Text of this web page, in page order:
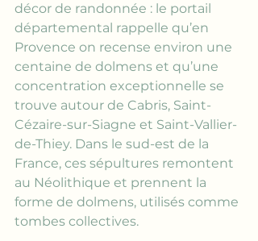
décor de randonnée : le portail
départemental rappelle qu’en
Provence on recense environ une
centaine de dolmens et qu’une
concentration exceptionnelle se
trouve autour de Cabris, Saint-
Cézaire-sur-Siagne et Saint-Vallier-
de-Thiey. Dans le sud-est de la
France, ces sépultures remontent
au Néolithique et prennent la
forme de dolmens, utilisés comme
tombes collectives.